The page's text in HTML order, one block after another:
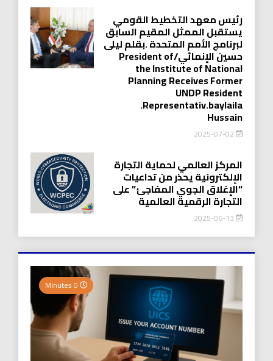
رئيس معهد التخطيط القومي
يستقبل الممثل المقيم السابق
لبرنامج الأمم المتحدة .بقلم ليلى
حسين الإنمائي/President of
the Institute of National
Planning Receives Former
UNDP Resident
.Representativ.baylaila
Hussain
2025-07-02
المركز العالمي لحماية التجارة
الإلكترونية يحذر من تداعيات
“الإغلاق الجوي المفاجئ” على
التجارة الرقمية العالمية
2025-06-13